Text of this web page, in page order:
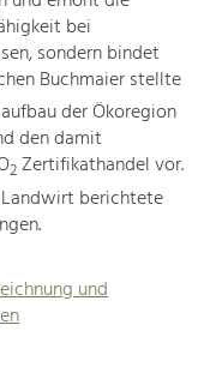
bei
sondern bindet
Buchmaier stellte
der Ökoregion
den damit
2Zertifikathandel vor.
berichtete
und